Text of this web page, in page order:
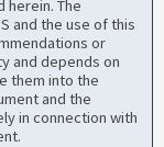
herein. The
and the use of this
or
and depends on
them into the
and the
in connection with